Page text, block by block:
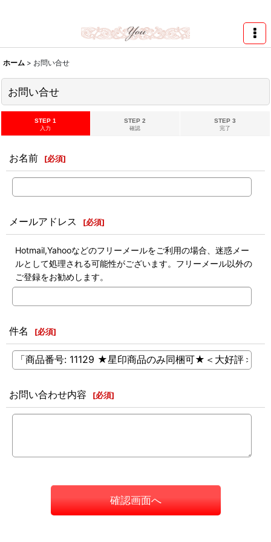
ホーム > お問い合せ
お問い合せ
STEP 1
入力
STEP 2
確認
STEP 3
完了
お名前 [必須]
メールアドレス [必須]
Hotmail,Yahooなどのフリーメールをご利用の場合、迷惑メー
ルとして処理される可能性がございます。フリーメール以外の
ご登録をお勧めします。
件名 [必須]
お問い合わせ内容 [必須]
確認画面へ